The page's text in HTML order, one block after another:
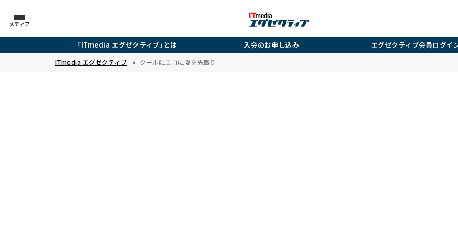
メディア
「ITmedia エグゼクティブ」とは 入会のお申し込み エグゼクティブ会員ログイ
ITmedia エグゼクティブ クールにエコに夏を先取り